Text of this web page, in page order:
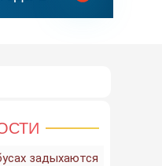
задыхаются